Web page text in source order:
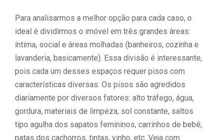
Para analisarmos a melhor opção para cada caso, o
ideal é dividirmos o imóvel em três grandes áreas:
íntima, social e áreas molhadas (banheiros, cozinha e
lavanderia, basicamente). Essa divisão é interessante,
pois cada um desses espaços requer pisos com
características diversas. Os pisos são agredidos
diariamente por diversos fatores: alto tráfego, água,
gordura, materiais de limpeza, sol constante, saltos
tipo agulha dos sapatos femininos, carrinhos de bebê,
patas dos cachorros, tintas, vinho, etc. Veja com